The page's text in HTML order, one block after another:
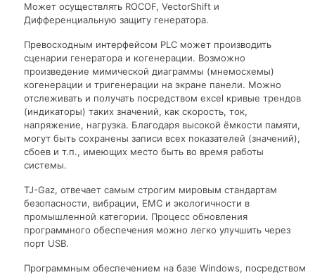
Может осуществлять ROCOF, VectorShift и
Дифференциальную защиту генератора.
Превосходным интерфейсом PLC может производить
сценарии генератора и когенерации. Возможно
произведение мимической диаграммы (мнемосхемы)
когенерации и тригенерации на экране панели. Можно
отслеживать и получать посредством excel кривые трендов
(индикаторы) таких значений, как скорость, ток,
напряжение, нагрузка. Благодаря высокой ёмкости памяти,
могут быть сохранены записи всех показателей (значений),
сбоев и т.п., имеющих место быть во время работы
системы.
TJ-Gaz, отвечает самым строгим мировым стандартам
безопасности, вибрации, ЕМС и экологичности в
промышленной категории. Процесс обновления
программного обеспечения можно легко улучшить через
порт USB.
Программным обеспечением на базе Windows, посредством